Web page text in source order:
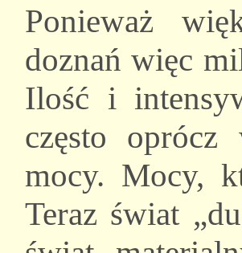
Ponieważ
doznań więc
Ilość i
często
mocy. Mocy,
Teraz świat